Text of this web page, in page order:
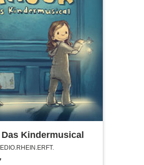
Kindermusical